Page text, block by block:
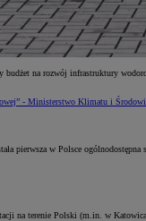
na rozwój infrastruktury
- Ministerstwo Klimatu i
pierwsza w Polsce
na terenie Polski (m.in. w